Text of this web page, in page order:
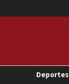
Deportes